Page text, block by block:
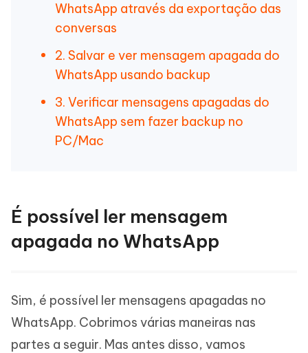
WhatsApp através da exportação das
conversas
2. Salvar e ver mensagem apagada do
WhatsApp usando backup
3. Verificar mensagens apagadas do
WhatsApp sem fazer backup no
PC/Mac
É possível ler mensagem
apagada no WhatsApp
Sim, é possível ler mensagens apagadas no
WhatsApp. Cobrimos várias maneiras nas
partes a seguir. Mas antes disso, vamos